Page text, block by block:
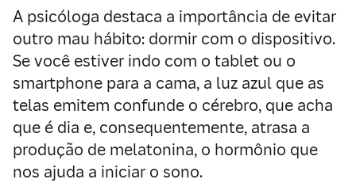
A psicóloga destaca a importância de evitar
outro mau hábito: dormir com o dispositivo.
Se você estiver indo com o tablet ou o
smartphone para a cama, a luz azul que as
telas emitem confunde o cérebro, que acha
que é dia e, consequentemente, atrasa a
produção de melatonina, o hormônio que
nos ajuda a iniciar o sono.